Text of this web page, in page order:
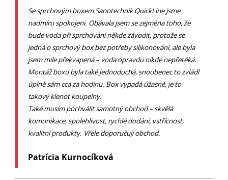
Se sprchovým boxem Sanotechnik QuickLine jsme
nadmíru spokojeni. Obávala jsem se zejména toho, že
bude voda při sprchování někde závodit, protože se
jedná o sprchový box bez potřeby silikonování, ale byla
jsem mile překvapená – voda opravdu nikde nepřetéká.
Montáž boxu byla také jednoduchá, snoubenec to zvládl
úplně sám cca za hodinu. Box vypadá úžasně, je to
takový klenot koupelny.
Také musím pochválit samotný obchod – skvělá
komunikace, spolehlivost, rychlé dodání, vstřícnost,
kvalitní produkty. Vřele doporučuji obchod.
Patrícia Kurnocíková